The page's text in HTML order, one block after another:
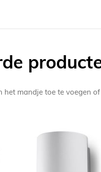
het mandje toe te voegen of